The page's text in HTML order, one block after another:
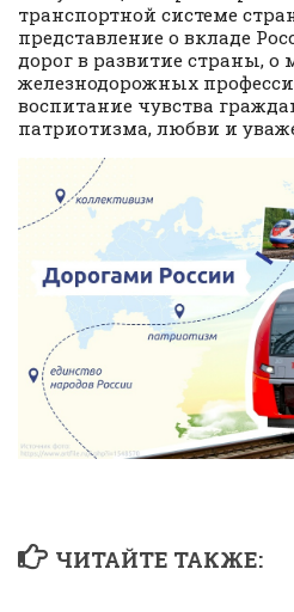
транспортной системе
представление о вкладе
дорог в развитие страны, о
железнодорожных
воспитание чувства
патриотизма, любви и
ЧИТАЙТЕ ТАКЖЕ: